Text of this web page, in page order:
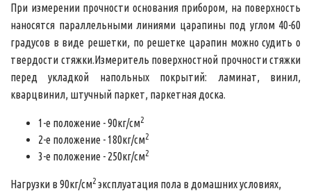
При измерении прочности основания прибором, на поверхность
наносятся параллельными линиями царапины под углом 40-60
градусов в виде решетки, по решетке царапин можно судить о
твердости стяжки.Измеритель поверхностной прочности стяжки
перед укладкой напольных покрытий: ламинат, винил,
кварцвинил, штучный паркет, паркетная доска.
1-е положение - 90кг/см2
2-е положение - 180кг/см2
3-е положение - 250кг/см2
Нагрузки в 90кг/см2 эксплуатация пола в домашних условиях,